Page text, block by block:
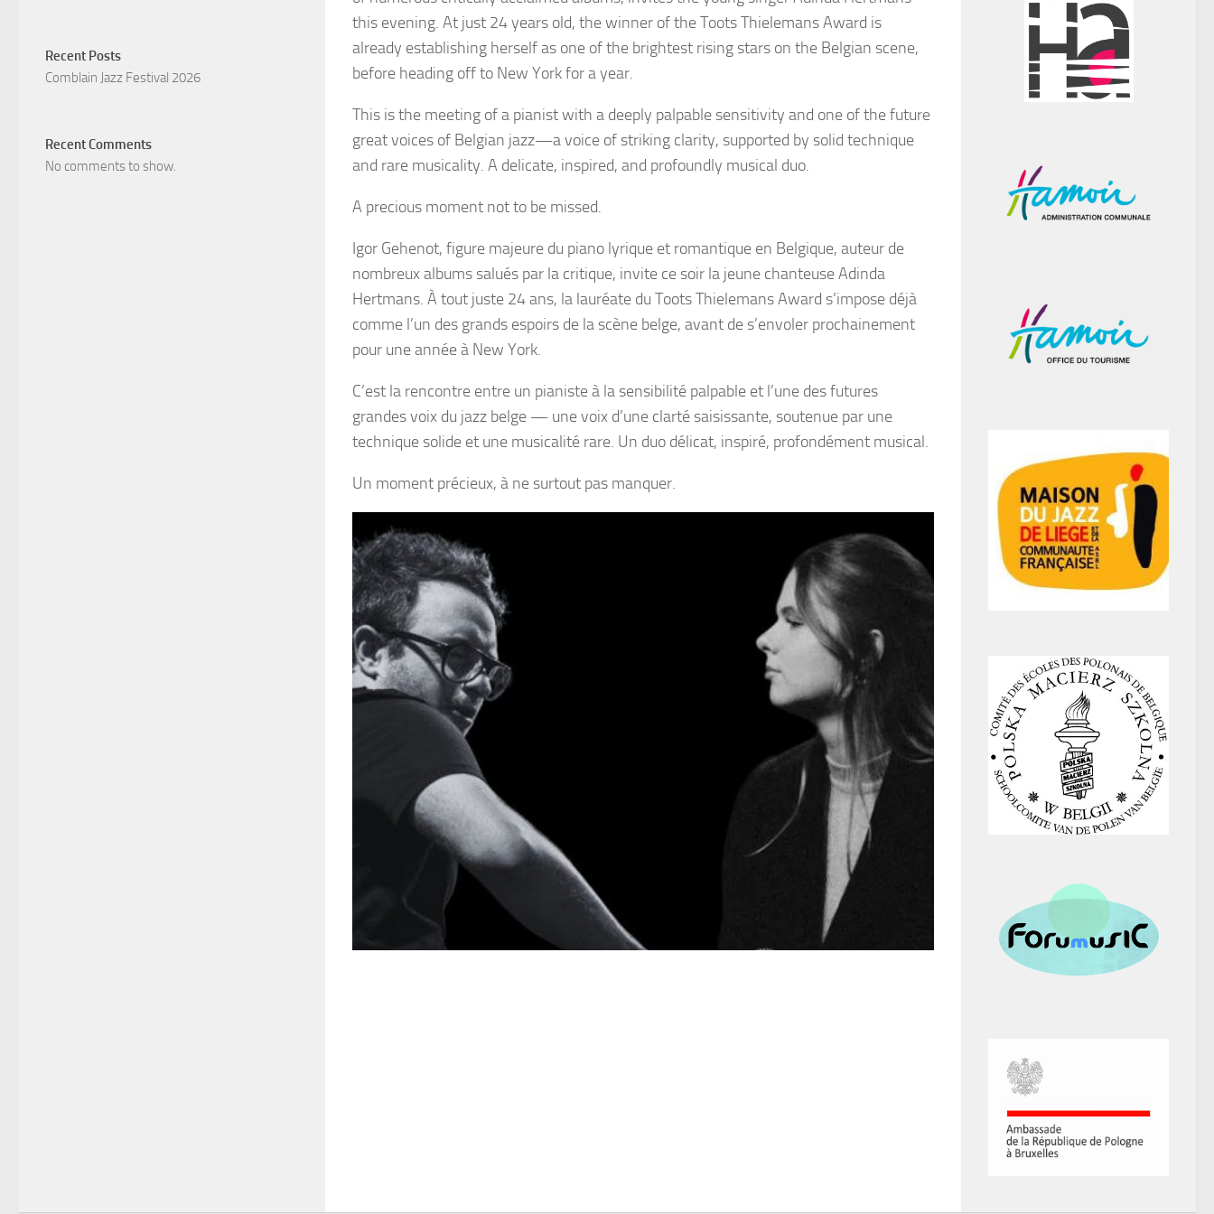
this evening. At just 24 years old, the winner of the Toots Thielemans Award is
already establishing herself as one of the brightest rising stars on the Belgian scene,
before heading off to New York for a year.
This is the meeting of a pianist with a deeply palpable sensitivity and one of the future
great voices of Belgian jazz—a voice of striking clarity, supported by solid technique
and rare musicality. A delicate, inspired, and profoundly musical duo.
A precious moment not to be missed.
Igor Gehenot, figure majeure du piano lyrique et romantique en Belgique, auteur de
nombreux albums salués par la critique, invite ce soir la jeune chanteuse Adinda
Hertmans. À tout juste 24 ans, la lauréate du Toots Thielemans Award s’impose déjà
comme l’un des grands espoirs de la scène belge, avant de s’envoler prochainement
pour une année à New York.
C’est la rencontre entre un pianiste à la sensibilité palpable et l’une des futures
grandes voix du jazz belge — une voix d’une clarté saisissante, soutenue par une
technique solide et une musicalité rare. Un duo délicat, inspiré, profondément musical.
Un moment précieux, à ne surtout pas manquer.
Recent Posts
Comblain Jazz Festival 2026
Recent Comments
No comments to show.